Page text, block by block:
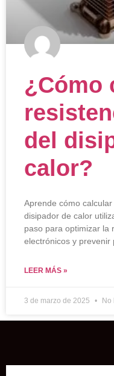
¿Cómo
del
calor?
Aprende cómo
disipador de calor
paso para optimizar la
electrónicos y prevenir
LEER MÁS »
3 de marzo de 2025 No